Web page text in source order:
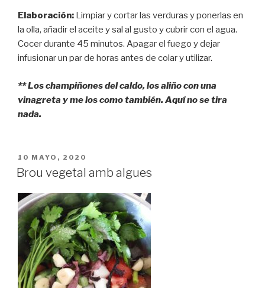
Elaboración: Limpiar y cortar las verduras y ponerlas en
la olla, añadir el aceite y sal al gusto y cubrir con el agua.
Cocer durante 45 minutos. Apagar el fuego y dejar
infusionar un par de horas antes de colar y utilizar.
** Los champiñones del caldo, los aliño con una
vinagreta y me los como también. Aquí no se tira
nada.
PUBLICADO
EL
10 MAYO, 2020
Brou vegetal amb algues